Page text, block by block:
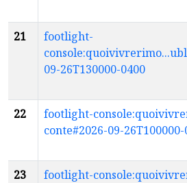
21
footlight-
09-26T130000-0400
22
footlight-
conte#2026-09-26T100000-
23
footlight-